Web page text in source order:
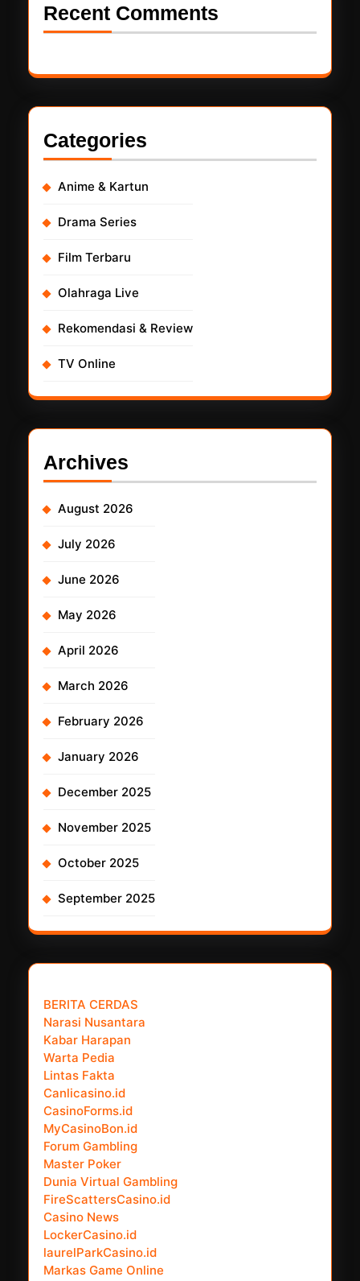
Recent Comments
Categories
Anime & Kartun
Drama Series
Film Terbaru
Olahraga Live
Rekomendasi & Review
TV Online
Archives
August 2026
July 2026
June 2026
May 2026
April 2026
March 2026
February 2026
January 2026
December 2025
November 2025
October 2025
September 2025
BERITA CERDAS
Narasi Nusantara
Kabar Harapan
Warta Pedia
Lintas Fakta
Canlicasino.id
CasinoForms.id
MyCasinoBon.id
Forum Gambling
Master Poker
Dunia Virtual Gambling
FireScattersCasino.id
Casino News
LockerCasino.id
laurelParkCasino.id
Markas Game Online